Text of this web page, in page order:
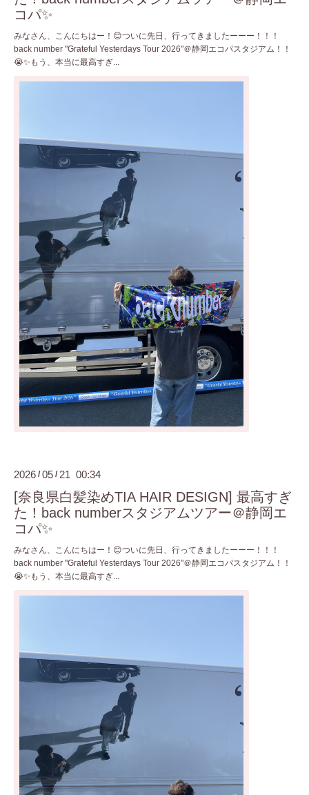
コパ✨
みなさん、こんにちはー！😊ついに先日、行ってきましたーーー！！！
back number "Grateful Yesterdays Tour 2026"＠静岡エコパスタジアム！！
😭✨もう、本当に最高すぎ...
2026 /05 / 21 00:34
[奈良県白髪染めTIA HAIR DESIGN] 最高すぎ
た！back numberスタジアムツアー＠静岡エ
コパ✨
みなさん、こんにちはー！😊ついに先日、行ってきましたーーー！！！
back number "Grateful Yesterdays Tour 2026"＠静岡エコパスタジアム！！
😭✨もう、本当に最高すぎ...